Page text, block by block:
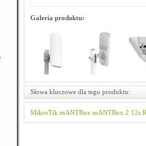
Galeria produktu:
Słowa kluczowe dla tego produktu:
MikroTik mANTBox mANTBox 2 12s